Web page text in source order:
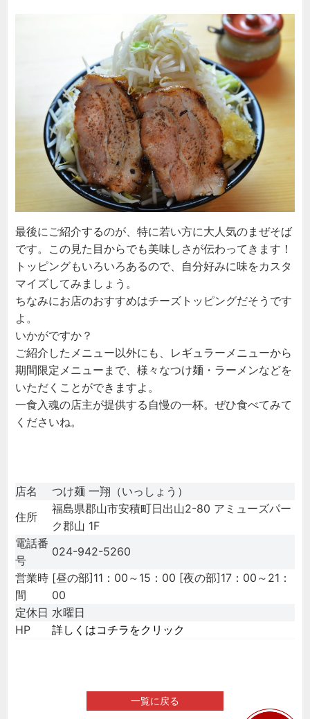
最後にご紹介するのが、特に若い方に大人気のまぜそば
です。この見た目からでも美味しさが伝わってきます！
トッピングもいろいろあるので、自分好みに味をカスタ
マイズしてみましょう。
ちなみにお店のおすすめはチーズトッピングだそうです
よ。
いかがですか？
ご紹介したメニュー以外にも、レギュラーメニューから
期間限定メニューまで、様々なつけ麺・ラーメンなどを
いただくことができますよ。
一食入魂の店主が提供する自慢の一杯。ぜひ食べてみて
くださいね。
店名
つけ麺 一翔（いっしょう）
住所
福島県郡山市安積町日出山2-80 アミューズパー
ク郡山 1F
電話番
号
024-942-5260
営業時
間
[昼の部]11：00～15：00 [夜の部]17：00～21：
00
定休日 水曜日
HP
詳しくはコチラをクリック
一覧に戻る